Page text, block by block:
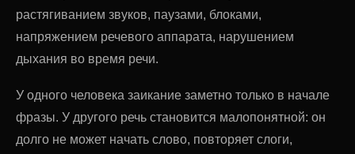
растягиванием звуков, паузами, блоками,
напряжением речевого аппарата, нарушением
дыхания во время речи.
У одного человека заикание заметно только в начале
фразы. У другого речь становится малопонятной: он
долго не может начать слово, повторяет слоги,